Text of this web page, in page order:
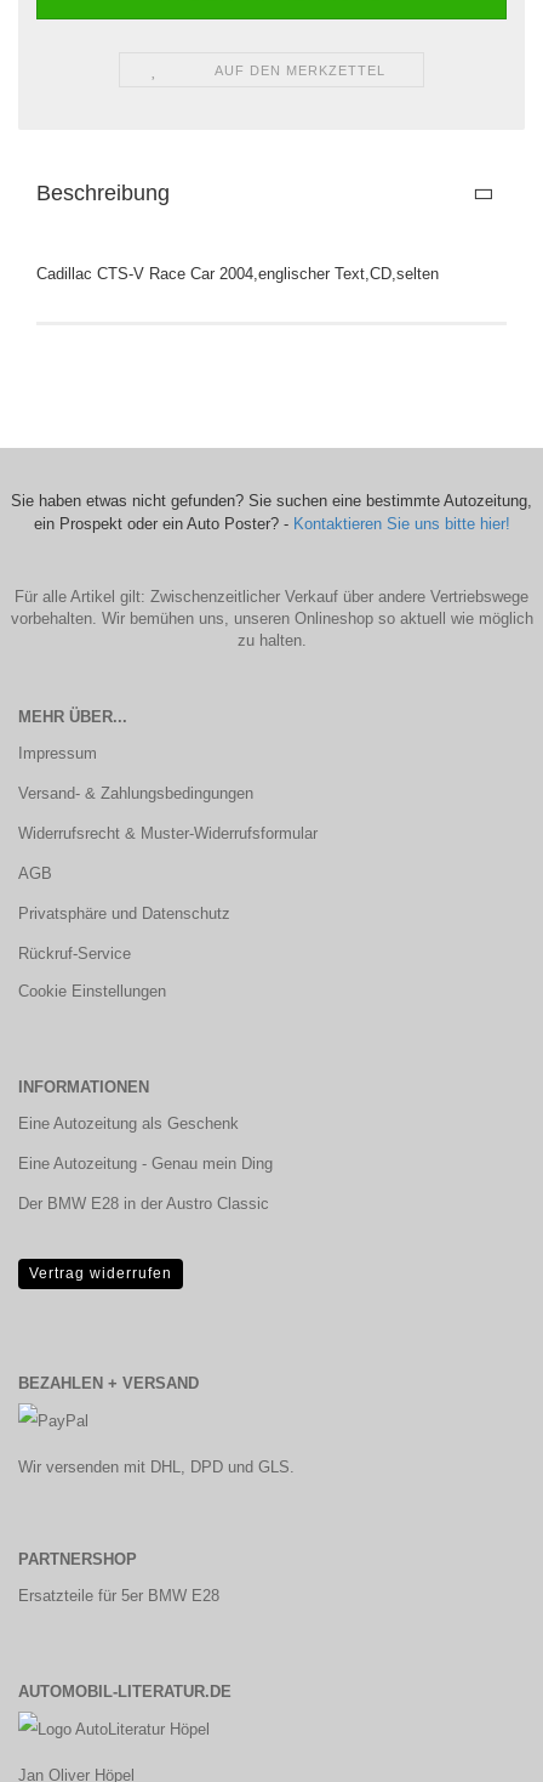
AUF DEN MERKZETTEL
Beschreibung
Cadillac CTS-V Race Car 2004,englischer Text,CD,selten
Sie haben etwas nicht gefunden? Sie suchen eine bestimmte Autozeitung,
ein Prospekt oder ein Auto Poster? - Kontaktieren Sie uns bitte hier!
Für alle Artikel gilt: Zwischenzeitlicher Verkauf über andere Vertriebswege
vorbehalten. Wir bemühen uns, unseren Onlineshop so aktuell wie möglich
zu halten.
MEHR ÜBER...
Impressum
Versand- & Zahlungsbedingungen
Widerrufsrecht & Muster-Widerrufsformular
AGB
Privatsphäre und Datenschutz
Rückruf-Service
Cookie Einstellungen
INFORMATIONEN
Eine Autozeitung als Geschenk
Eine Autozeitung - Genau mein Ding
Der BMW E28 in der Austro Classic
Vertrag widerrufen
BEZAHLEN + VERSAND
Wir versenden mit DHL, DPD und GLS.
PARTNERSHOP
Ersatzteile für 5er BMW E28
AUTOMOBIL-LITERATUR.DE
Jan Oliver Höpel